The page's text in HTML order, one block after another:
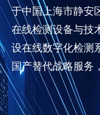
于中国上海市静安
在线检测设备与技
设在线数字化检测
国产替代战略服务